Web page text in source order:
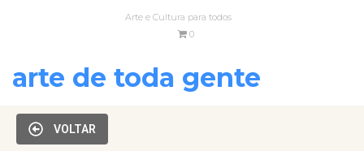
Arte e Cultura para todos
0
arte de toda gente
VOLTAR